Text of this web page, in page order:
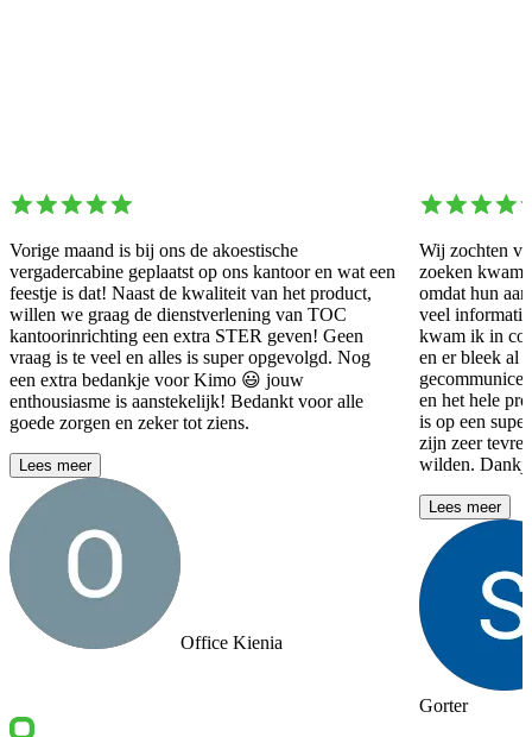
Vorige maand is bij ons de akoestische
vergadercabine geplaatst op ons kantoor en wat een
feestje is dat! Naast de kwaliteit van het product,
willen we graag de dienstverlening van TOC
kantoorinrichting een extra STER geven! Geen
vraag is te veel en alles is super opgevolgd. Nog
een extra bedankje voor Kimo 😃 jouw
enthousiasme is aanstekelijk! Bedankt voor alle
goede zorgen en zeker tot ziens.
Lees meer
Office Kienia
Wij zochten
zoeken kwam
omdat hun
veel
kwam ik in
en er bleek al
en het hele
is op een
zijn zeer
wilden.
Lees meer
Gorter